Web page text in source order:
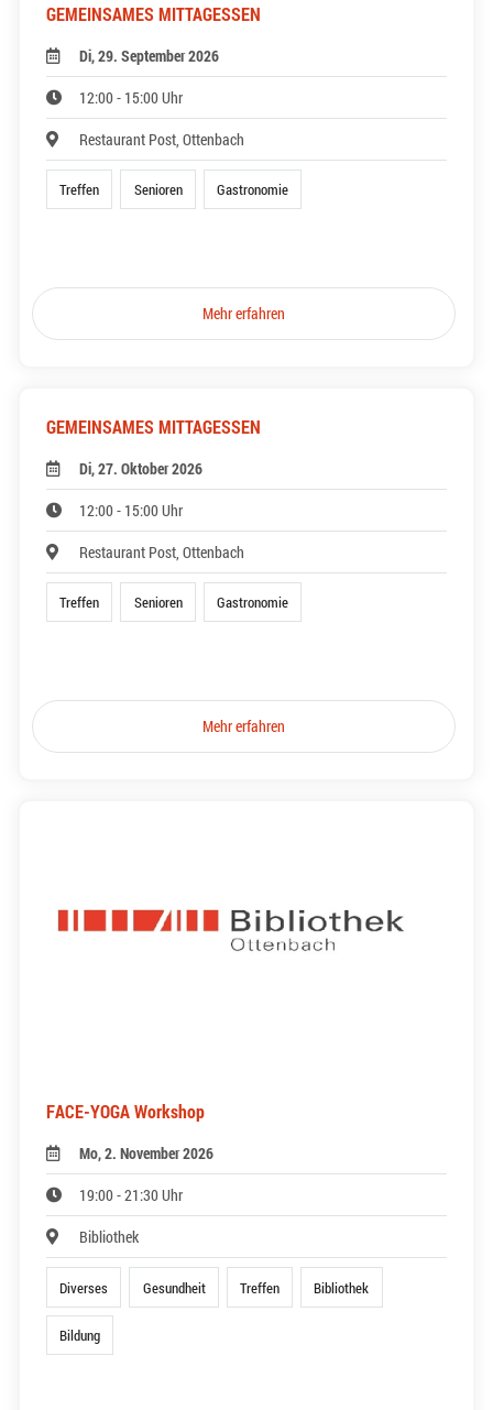
GEMEINSAMES MITTAGESSEN
Di, 29. September 2026
12:00 - 15:00 Uhr
Restaurant Post, Ottenbach
Treffen Senioren Gastronomie
Mehr erfahren
GEMEINSAMES MITTAGESSEN
Di, 27. Oktober 2026
12:00 - 15:00 Uhr
Restaurant Post, Ottenbach
Treffen Senioren Gastronomie
Mehr erfahren
FACE-YOGA Workshop
Mo, 2. November 2026
19:00 - 21:30 Uhr
Bibliothek
Diverses Gesundheit Treffen Bibliothek
Bildung